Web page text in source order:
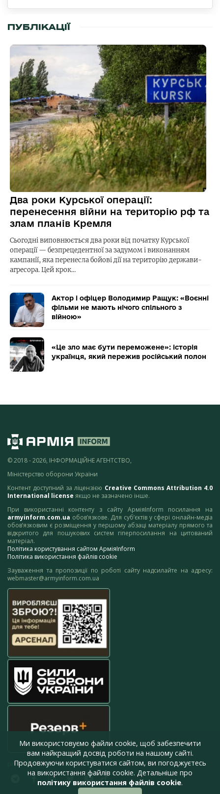
ПУБЛІКАЦІЇ
Два роки Курської операції:
перенесення війни на територію рф та
злам планів Кремля
Сьогодні виповнюється два роки від початку Курської
операції — безпрецедентної за задумом і виконанням
кампанії, яка перенесла бойові дії на територію держави-
агресора. Цей крок…
Актор і офіцер Володимир Ращук: «Воєнні
фільми не мають нічого спільного з
війною»
«Це зло має бути переможене»: історія
українця, який пережив російський полон
© 2018 - 2026, ІНФОРМАЦІЙНЕ АГЕНТСТВО,
Міністерство оборони України
Контент доступний за ліцензією Creative Commons Attribution 4.0
International license якщо не зазначено інше.
При використанні контенту з сайту АрміяInform посилання на
armyinform.com.ua обов’язкове. Для суб’єктів у сфері онлайн-медіа
обов’язковим є розміщення у першому абзаці матеріалу прямого та
відкритого для пошукових систем гіперпосилання на цитований
матеріал.
Політика користування сайтом АрміяInform
Політика використання файлів cookie
Зауваження та пропозиції по роботі сайту надсилайте на адресу:
webmaster@armyinform.com.ua
press@armyinform.com.ua
Ми використовуємо файли cookie, щоб забезпечити
вам найкращий досвід роботи на нашому сайті.
Продовжуючи користуватися сайтом, ви погоджуєтесь
на використання файлів cookie. Детальніше про
політику використання файлів cookie.